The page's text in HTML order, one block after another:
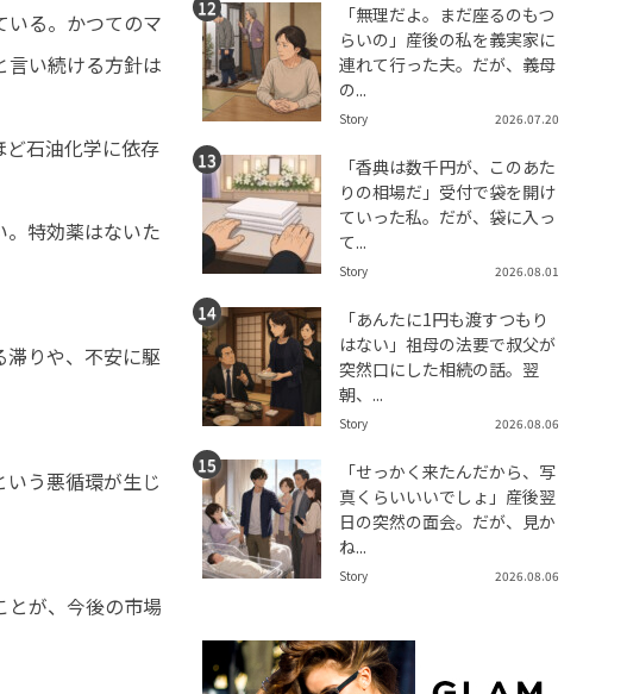
いる。かつてのマ
言い続ける方針は
ど石油化学に依存
。特効薬はないた
滞りや、不安に駆
う悪循環が生じ
とが、今後の市場
「無理だよ。まだ座るのもつ
らいの」産後の私を義実家に
連れて行った夫。だが、義母
の...
Story 2026.07.20
「香典は数千円が、このあた
りの相場だ」受付で袋を開け
ていった私。だが、袋に入っ
て...
Story 2026.08.01
「あんたに1円も渡すつもり
はない」祖母の法要で叔父が
突然口にした相続の話。翌
朝、...
Story 2026.08.06
「せっかく来たんだから、写
真くらいいいでしょ」産後翌
日の突然の面会。だが、見か
ね...
Story 2026.08.06